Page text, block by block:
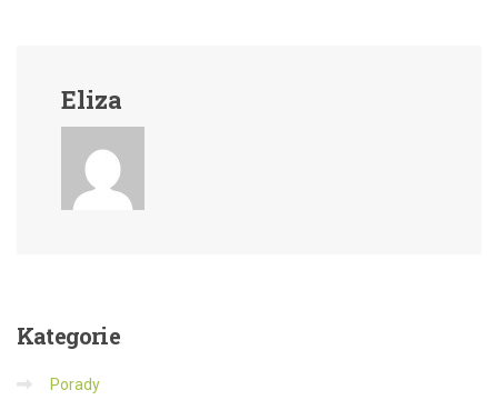
Eliza
Kategorie
Porady